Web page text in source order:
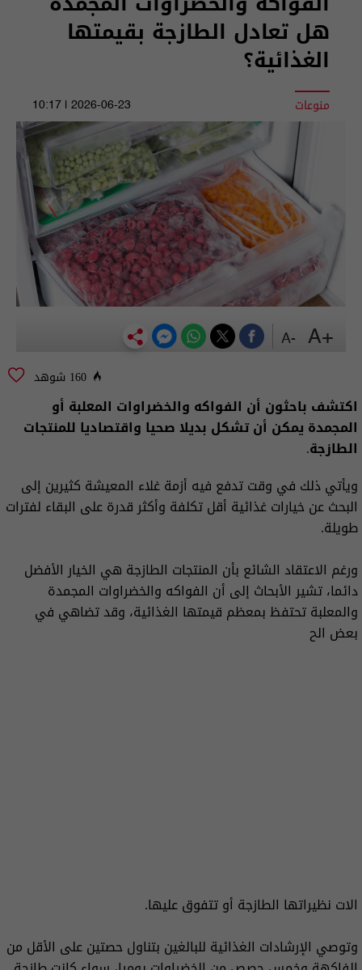
هل تعادل الطازجة بقيمتها
الغذائية؟
منوعات 2026-06-23 | 10:17
160 شوهد
اكتشف باحثون أن الفواكه والخضراوات المعلبة أو
المجمدة يمكن أن تشكل بديلا صحيا واقتصاديا للمنتجات
الطازجة.
ويأتي ذلك في وقت تدفع فيه أزمة غلاء المعيشة كثيرين إلى
البحث عن خيارات غذائية أقل تكلفة وأكثر قدرة على البقاء لفترات
طويلة.
ورغم الاعتقاد الشائع بأن المنتجات الطازجة هي الخيار الأفضل
دائما، تشير الأبحاث إلى أن الفواكه والخضراوات المجمدة
والمعلبة تحتفظ بمعظم قيمتها الغذائية، وقد تضاهي في
بعض الح
الات نظيراتها الطازجة أو تتفوق عليها.
وتوصي الإرشادات الغذائية للبالغين بتناول حصتين على الأقل من
+A
-A